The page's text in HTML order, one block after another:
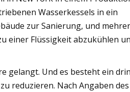
Wasserkessels in ein
zur Sanierung, und
einer Flüssigkeit abzukühlen
gelangt. Und es besteht ein
reduzieren. Nach Angaben